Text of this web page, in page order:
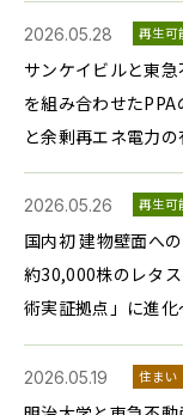
2026.05.28 再生可
サンケイビルと東
を組み合わせた
と余剰再エネ電力
2026.05.26 再生可
国内初 建物壁面へ
約30,000株のレタ
術実証拠点」に進化
2026.05.19 住まい